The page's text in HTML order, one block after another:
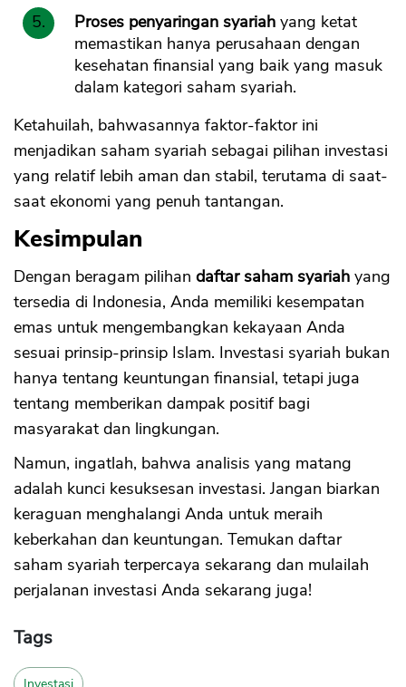
Proses penyaringan syariah yang ketat
memastikan hanya perusahaan dengan
kesehatan finansial yang baik yang masuk
dalam kategori saham syariah.
Ketahuilah, bahwasannya faktor-faktor ini
menjadikan saham syariah sebagai pilihan investasi
yang relatif lebih aman dan stabil, terutama di saat-
saat ekonomi yang penuh tantangan.
Kesimpulan
Dengan beragam pilihan daftar saham syariah yang
tersedia di Indonesia, Anda memiliki kesempatan
emas untuk mengembangkan kekayaan Anda
sesuai prinsip-prinsip Islam. Investasi syariah bukan
hanya tentang keuntungan finansial, tetapi juga
tentang memberikan dampak positif bagi
masyarakat dan lingkungan.
Namun, ingatlah, bahwa analisis yang matang
adalah kunci kesuksesan investasi. Jangan biarkan
keraguan menghalangi Anda untuk meraih
keberkahan dan keuntungan. Temukan daftar
saham syariah terpercaya sekarang dan mulailah
perjalanan investasi Anda sekarang juga!
Tags